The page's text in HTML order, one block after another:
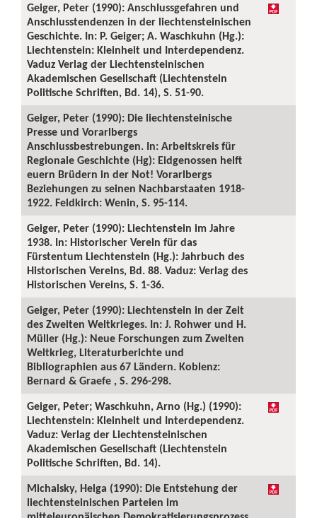
Geiger, Peter (1990): Anschlussgefahren und
Anschlusstendenzen in der liechtensteinischen
Geschichte. In: P. Geiger; A. Waschkuhn (Hg.):
Liechtenstein: Kleinheit und Interdependenz.
Vaduz Verlag der Liechtensteinischen
Akademischen Gesellschaft (Liechtenstein
Politische Schriften, Bd. 14), S. 51-90.
Geiger, Peter (1990): Die liechtensteinische
Presse und Vorarlbergs
Anschlussbestrebungen. In: Arbeitskreis für
Regionale Geschichte (Hg): Eidgenossen helft
euern Brüdern in der Not! Vorarlbergs
Beziehungen zu seinen Nachbarstaaten 1918-
1922. Feldkirch: Wenin, S. 95-114.
Geiger, Peter (1990): Liechtenstein im Jahre
1938. In: Historischer Verein für das
Fürstentum Liechtenstein (Hg.): Jahrbuch des
Historischen Vereins, Bd. 88. Vaduz: Verlag des
Historischen Vereins, S. 1-36.
Geiger, Peter (1990): Liechtenstein in der Zeit
des Zweiten Weltkrieges. In: J. Rohwer und H.
Müller (Hg.): Neue Forschungen zum Zweiten
Weltkrieg, Literaturberichte und
Bibliographien aus 67 Ländern. Koblenz:
Bernard & Graefe , S. 296-298.
Geiger, Peter; Waschkuhn, Arno (Hg.) (1990):
Liechtenstein: Kleinheit und Interdependenz.
Vaduz: Verlag der Liechtensteinischen
Akademischen Gesellschaft (Liechtenstein
Politische Schriften, Bd. 14).
Michalsky, Helga (1990): Die Entstehung der
liechtensteinischen Parteien im